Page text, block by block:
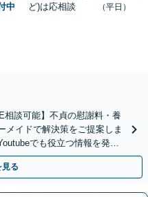
中
ど)は応相談
（平日）
相談可能】不貞の慰謝料・養
メイドで解決策をご提案しま
でも役立つ情報を発信
る